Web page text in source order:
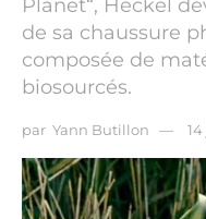
Planet“, Heckel
de sa chaussure
composée de
biosourcés.
par Yann Butillon